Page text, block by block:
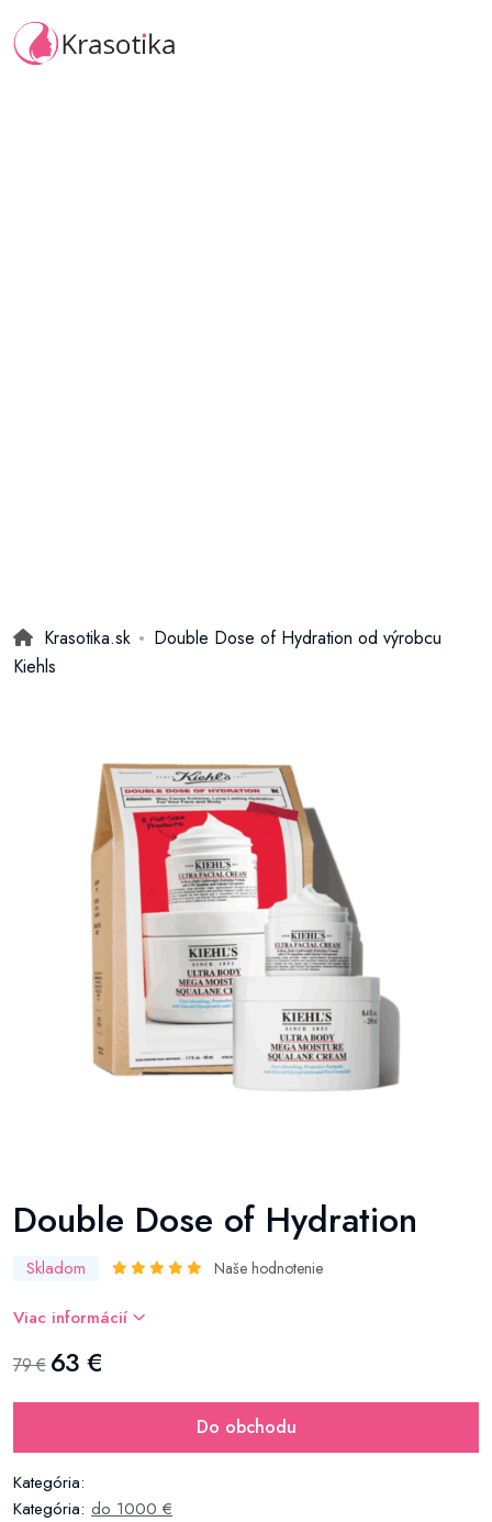
Krasotika.sk
Double Dose of Hydration od výrobcu
Kiehls
Double Dose of Hydration
Skladom Naše hodnotenie
Viac informácií
79 € 63 €
Do obchodu
Kategória:
Kategória: do 1000 €